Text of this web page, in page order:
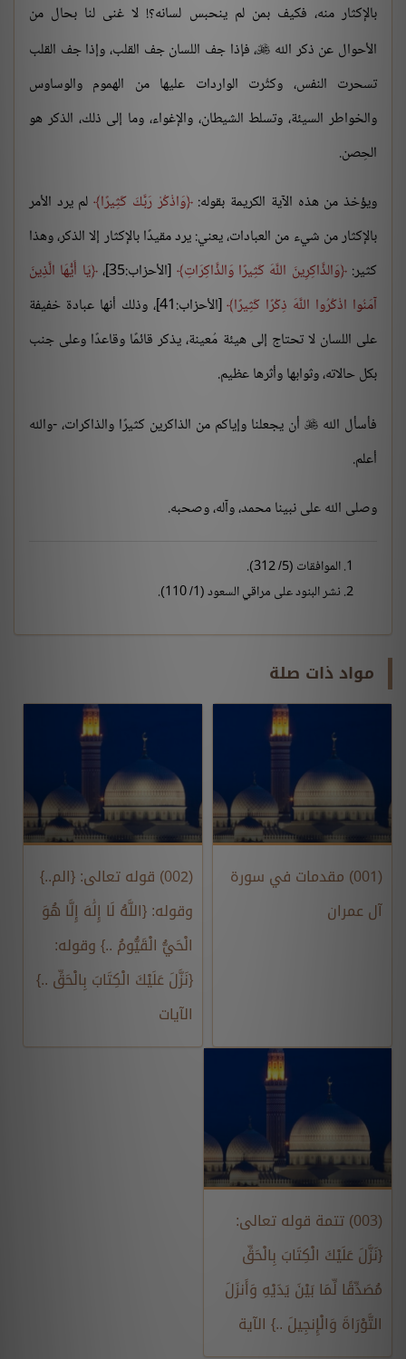
بالإكثار منه، فكيف بمن لم ينحبس لسانه؟! لا غنى لنا بحال من
الأحوال عن ذكر الله ، فإذا جف اللسان جف القلب، وإذا جف القلب
تسحرت النفس، وكثُرت الواردات عليها من الهموم والوساوس
والخواطر السيئة، وتسلط الشيطان، والإغواء، وما إلى ذلك، الذكر هو
الحِصن.
ويؤخذ من هذه الآية الكريمة بقوله: وَاذْكُرْ رَبَّكَ كَثِيرًا لم يرد الأمر
بالإكثار من شيء من العبادات، يعني: يرد مقيدًا بالإكثار إلا الذكر، وهذا
كثير: وَالذَّاكِرِينَ اللَّهَ كَثِيرًا وَالذَّاكِرَاتِ [الأحزاب:35]،
يَا أَيُّهَا الَّذِينَ
آمَنُوا اذْكُرُوا اللَّهَ ذِكْرًا كَثِيرًا
[الأحزاب:41]، وذلك أنها عبادة خفيفة
على اللسان لا تحتاج إلى هيئة مُعينة، يذكر قائمًا وقاعدًا وعلى جنب
بكل حالاته، وثوابها وأثرها عظيم.
فأسأل الله  أن يجعلنا وإياكم من الذاكرين كثيرًا والذاكرات، -والله
أعلم.
وصلى الله على نبينا محمد، وآله، وصحبه.
الموافقات (5/ 312).
نشر البنود على مراقي السعود (1/ 110).
مواد ذات صلة
(001) مقدمات في سورة
آل عمران
(002) قوله تعالى: {الم..}
وقوله: {اللَّهُ لَا إِلَٰهَ إِلَّا هُوَ
الْحَيُّ الْقَيُّومُ ..} وقوله:
{نَزَّلَ عَلَيْكَ الْكِتَابَ بِالْحَقِّ ..}
الآيات
(003) تتمة قوله تعالى:
{نَزَّلَ عَلَيْكَ الْكِتَابَ بِالْحَقِّ
مُصَدِّقًا لِّمَا بَيْنَ يَدَيْهِ وَأَنزَلَ
التَّوْرَاةَ وَالْإِنجِيلَ ..} الآية